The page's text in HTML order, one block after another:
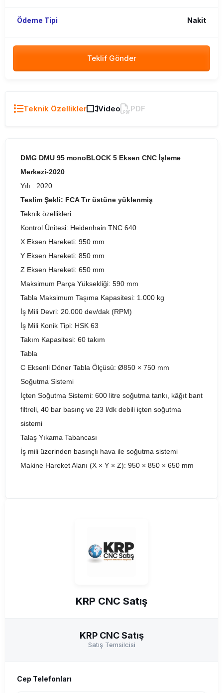
Ödeme Tipi Nakit
Teklif Gönder
Teknik Özellikler Video PDF
DMG DMU 95 monoBLOCK 5 Eksen CNC İşleme
Merkezi-2020
Yılı : 2020
Teslim Şekli: FCA Tır üstüne yüklenmiş
Teknik özellikleri
Kontrol Ünitesi: Heidenhain TNC 640
X Eksen Hareketi: 950 mm
Y Eksen Hareketi: 850 mm
Z Eksen Hareketi: 650 mm
Maksimum Parça Yüksekliği: 590 mm
Tabla Maksimum Taşıma Kapasitesi: 1.000 kg
İş Mili Devri: 20.000 dev/dak (RPM)
İş Mili Konik Tipi: HSK 63
Takım Kapasitesi: 60 takım
Tabla
C Eksenli Döner Tabla Ölçüsü: Ø850 × 750 mm
Soğutma Sistemi
İçten Soğutma Sistemi: 600 litre soğutma tankı, kâğıt bant
filtreli, 40 bar basınç ve 23 l/dk debili içten soğutma
sistemi
Talaş Yıkama Tabancası
İş mili üzerinden basınçlı hava ile soğutma sistemi
Makine Hareket Alanı (X × Y × Z): 950 × 850 × 650 mm
KRP CNC Satış
KRP CNC Satış
Satış Temsilcisi
Cep Telefonları